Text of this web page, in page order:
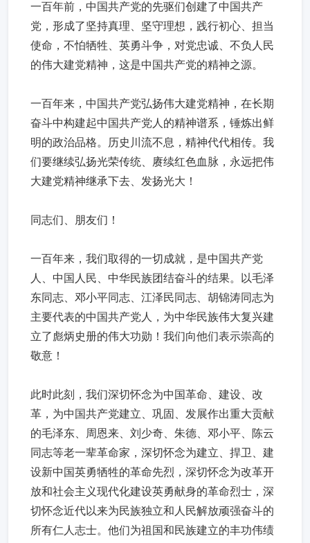
一百年前，中国共产党的先驱们创建了中国共产
党，形成了坚持真理、坚守理想，践行初心、担当
使命，不怕牺牲、英勇斗争，对党忠诚、不负人民
的伟大建党精神，这是中国共产党的精神之源。
一百年来，中国共产党弘扬伟大建党精神，在长期
奋斗中构建起中国共产党人的精神谱系，锤炼出鲜
明的政治品格。历史川流不息，精神代代相传。我
们要继续弘扬光荣传统、赓续红色血脉，永远把伟
大建党精神继承下去、发扬光大！
同志们、朋友们！
一百年来，我们取得的一切成就，是中国共产党
人、中国人民、中华民族团结奋斗的结果。以毛泽
东同志、邓小平同志、江泽民同志、胡锦涛同志为
主要代表的中国共产党人，为中华民族伟大复兴建
立了彪炳史册的伟大功勋！我们向他们表示崇高的
敬意！
此时此刻，我们深切怀念为中国革命、建设、改
革，为中国共产党建立、巩固、发展作出重大贡献
的毛泽东、周恩来、刘少奇、朱德、邓小平、陈云
同志等老一辈革命家，深切怀念为建立、捍卫、建
设新中国英勇牺牲的革命先烈，深切怀念为改革开
放和社会主义现代化建设英勇献身的革命烈士，深
切怀念近代以来为民族独立和人民解放顽强奋斗的
所有仁人志士。他们为祖国和民族建立的丰功伟绩